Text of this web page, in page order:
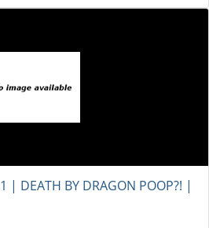
DEATH BY DRAGON POOP?! |